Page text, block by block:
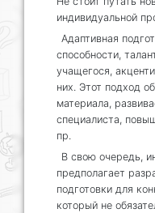
индивидуальной
Адаптивная
способности,
учащегося,
них. Этот подход
материала,
специалиста,
пр.
В свою очередь,
предполагает
подготовки для
который не